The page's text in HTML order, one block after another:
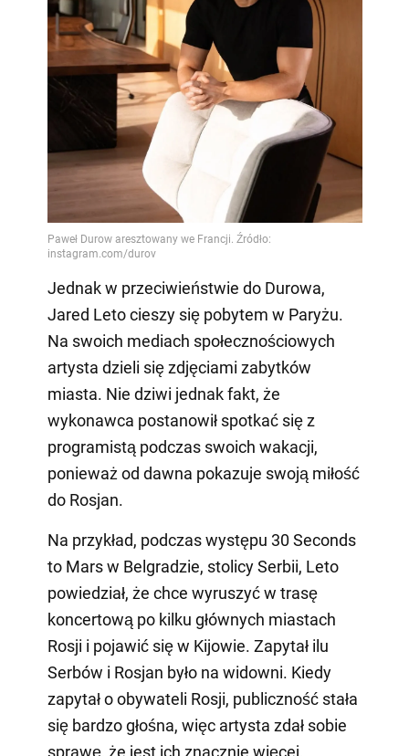
Jednak w przeciwieństwie do Durowa,
Jared Leto cieszy się pobytem w Paryżu.
Na swoich mediach społecznościowych
artysta dzieli się zdjęciami zabytków
miasta. Nie dziwi jednak fakt, że
wykonawca postanowił spotkać się z
programistą podczas swoich wakacji,
ponieważ od dawna pokazuje swoją miłość
do Rosjan.
Na przykład, podczas występu 30 Seconds
to Mars w Belgradzie, stolicy Serbii, Leto
powiedział, że chce wyruszyć w trasę
koncertową po kilku głównych miastach
Rosji i pojawić się w Kijowie. Zapytał ilu
Serbów i Rosjan było na widowni. Kiedy
zapytał o obywateli Rosji, publiczność stała
się bardzo głośna, więc artysta zdał sobie
sprawę, że jest ich znacznie więcej.